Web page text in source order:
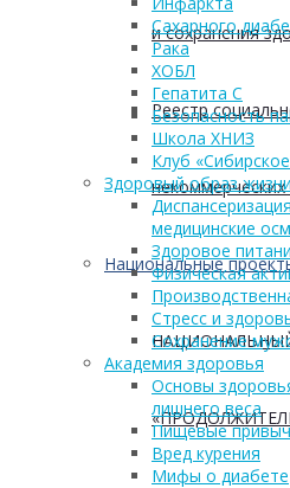
и сохранения
Реестр
некоммерческих
Национальные
Сахарного
Рака
ХОБЛ
Гепатита С
Безопасность
Школа ХНИЗ
Клуб
Здоровый образ
медицинские
Здоровое
Физическая
Стресс и
Сохранение
Академия здоровья
Основы
лишнего веса
Пищевые
Вред курения
Мифы о диабете